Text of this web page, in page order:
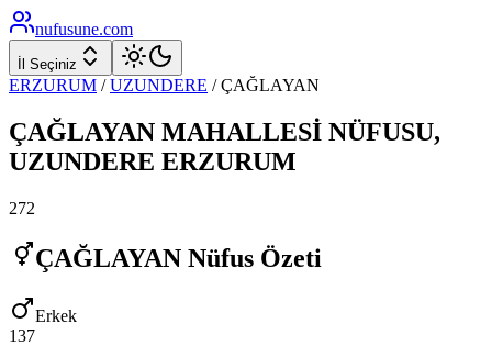
nufusune.com
İl Seçiniz
ERZURUM / UZUNDERE /ÇAĞLAYAN
ÇAĞLAYAN MAHALLESİ NÜFUSU,
UZUNDERE ERZURUM
272
ÇAĞLAYAN Nüfus Özeti
Erkek
137